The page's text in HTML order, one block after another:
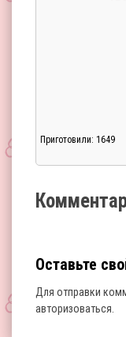
Приготовили: 1649
Оставьте
Для отправки
авторизоваться